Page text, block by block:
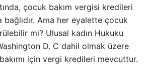
çocuk bakım vergisi kredileri
bağlıdır. Ama her eyalette çocuk
mi? Ulusal kadın Hukuku
D. C dahil olmak üzere
için vergi kredileri mevcuttur.